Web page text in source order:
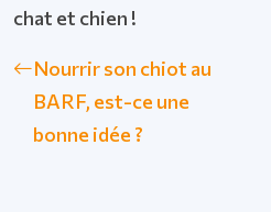
chat et chien !
Nourrir son chiot au
BARF, est-ce une
bonne idée ?